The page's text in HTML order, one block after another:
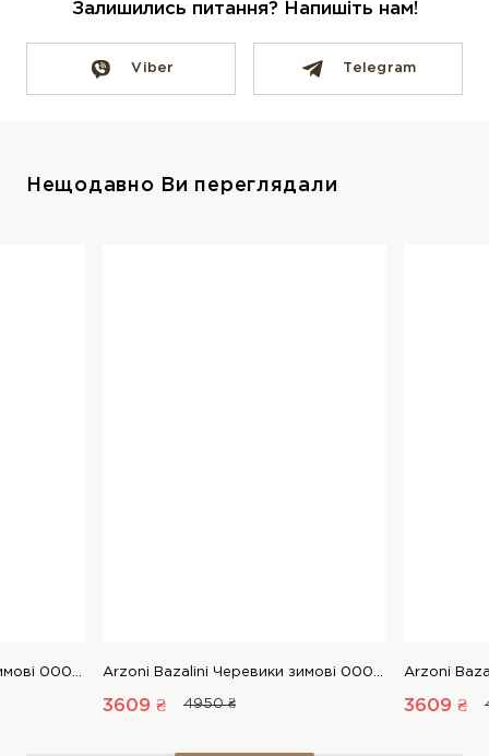
Залишились питання? Напишіть нам!
Viber Telegram
Нещодавно Ви переглядали
3609 ₴ 4950 ₴ 3609 ₴